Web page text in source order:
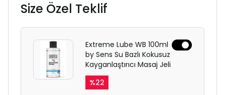
Size Özel Teklif
Extreme Lube WB 100ml
by Sens Su Bazlı Kokusuz
Kayganlaştırıcı Masaj Jeli
%22